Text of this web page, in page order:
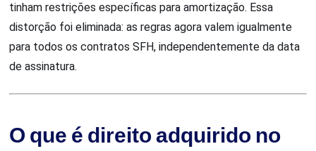
tinham restrições específicas para amortização. Essa
distorção foi eliminada: as regras agora valem igualmente
para todos os contratos SFH, independentemente da data
de assinatura.
O que é direito adquirido no